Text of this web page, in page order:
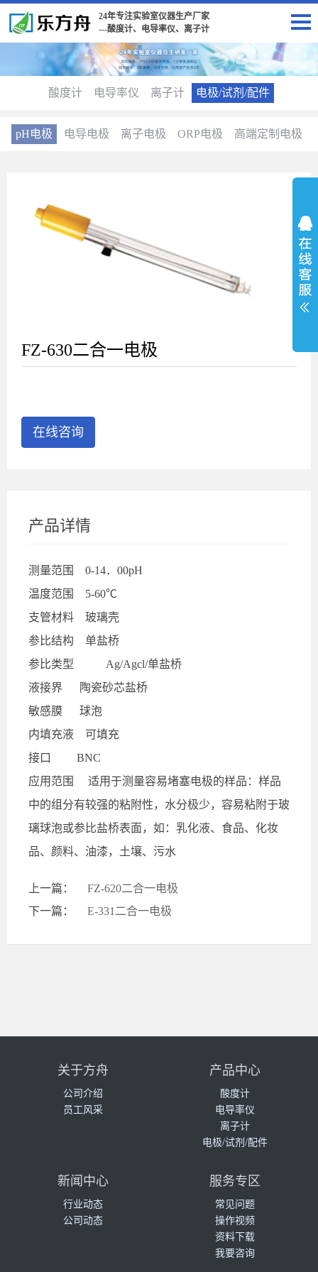
24年专注实验室仪器生产厂家
---酸度计、电导率仪、离子计
酸度计 电导率仪 离子计 电极/试剂/配件
pH电极 电导电极 离子电极 ORP电极 高端定制电极
FZ-630二合一电极
在线咨询
产品详情
测量范围 0-14．00pH
温度范围 5-60℃
支管材料 玻璃壳
参比结构 单盐桥
参比类型
Ag/Agcl/单盐桥
液接界
陶瓷砂芯盐桥
敏感膜 球泡
内填充液 可填充
接口 BNC
应用范围 适用于测量容易堵塞电极的样品：样品
中的组分有较强的粘附性，水分极少，容易粘附于玻
璃球泡或参比盐桥表面，如：乳化液、食品、化妆
品、颜料、油漆，土壤、污水
上一篇：
FZ-620二合一电极
下一篇：
E-331二合一电极
关于方舟
公司介绍
员工风采
产品中心
酸度计
电导率仪
离子计
电极/试剂/配件
新闻中心
行业动态
公司动态
服务专区
常见问题
操作视频
资料下载
我要咨询